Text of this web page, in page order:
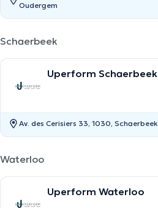
Oudergem
Schaerbeek
Uperform Schaerbeek
Av. des Cerisiers 33, 1030, Schaerbeek
Waterloo
Uperform Waterloo